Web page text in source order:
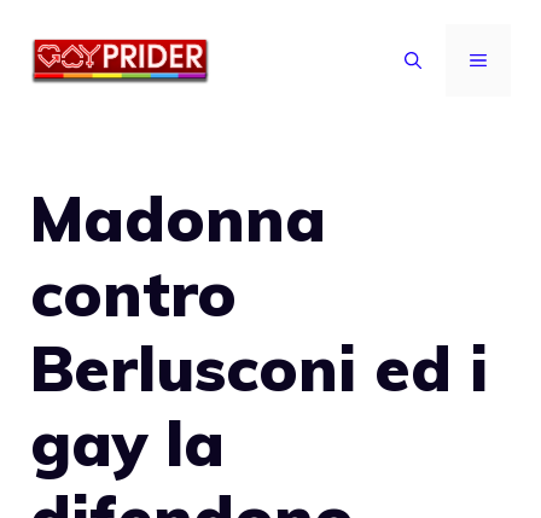
MENU
Madonna
contro
Berlusconi ed i
gay la